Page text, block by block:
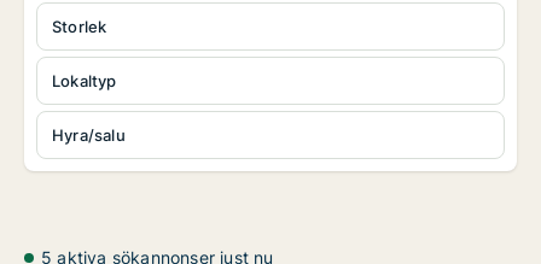
Lokaltyp
Hyra/salu
Storlek
5 aktiva sökannonser just nu